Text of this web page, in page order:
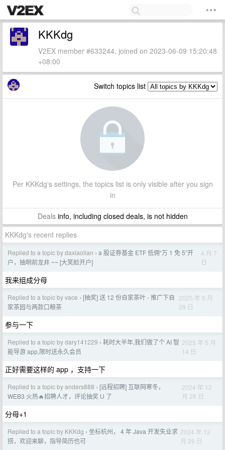
KKKdg
V2EX member #633244, joined on 2023-06-09 15:20:48
+08:00
Switch topics list
Per KKKdg's settings, the topics list is only visible after you sign
in
Dealsinfo, including closed deals, is not hidden
KKKdg's recent replies
Replied to a topic by daxiaolian › a 股证券基金 ETF 低佣“万 1 免 5”开
户，抽明前龙井 ~~ [大笑脸开户]
4 月 7
日
我来组成分母
Replied to a topic by vace › [抽奖] 送 12 份自家茶叶 - 推广下自
家茶园与两款口粮茶
2025 年 5 月
29 日
参与一下
Replied to a topic by dary141229 › 耗时大半年,我们做了个 AI 智
能导游 app,限时送永久会员
2025 年 5 月
14 日
正好需要这样的 app ，支持一下
Replied to a topic by anders888 › [远程招聘] 互联网寒冬，
WEB3 火热🔥招聘人才，评论抽奖 U 了
2024 年 12
月 28 日
分母+1
Replied to a topic by KKKdg › 坐标杭州， 4 年 Java 开发失业求
捞，欢迎来聊，指导简历也可
2024 年 12
月 26 日